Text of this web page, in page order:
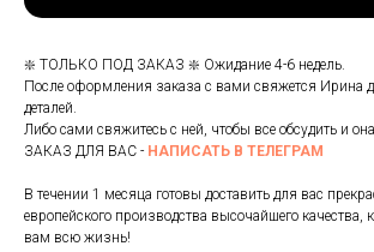
❇️ ТОЛЬКО ПОД ЗАКАЗ ❇️ Ожидание 4-6 недель.
После оформления заказа с вами свяжется Ирина
деталей.
Либо сами свяжитесь с ней, чтобы все обсудить и
ЗАКАЗ ДЛЯ ВАС - НАПИСАТЬ В ТЕЛЕГРАМ
В течении 1 месяца готовы доставить для вас
европейского производства высочайшего качества,
вам всю жизнь!